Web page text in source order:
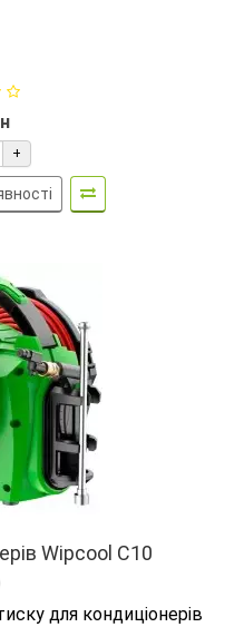
+
Wipcool C10
для кондиціонерів